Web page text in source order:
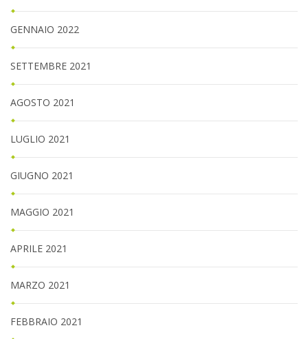
GENNAIO 2022
SETTEMBRE 2021
AGOSTO 2021
LUGLIO 2021
GIUGNO 2021
MAGGIO 2021
APRILE 2021
MARZO 2021
FEBBRAIO 2021